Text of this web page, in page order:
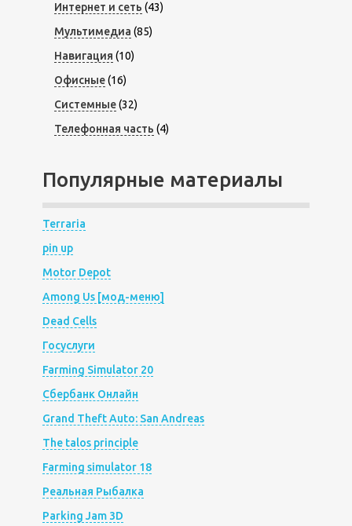
Интернет и сеть (43)
Мультимедиа (85)
Навигация (10)
Офисные(16)
Системные(32)
Телефонная часть (4)
Популярные материалы
Terraria
pin up
Motor Depot
Among Us [мод-меню]
Dead Cells
Госуслуги
Farming Simulator 20
Сбербанк Онлайн
Grand Theft Auto: San Andreas
The talos principle
Farming simulator 18
Реальная Рыбалка
Parking Jam 3D